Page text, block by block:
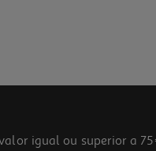
igual ou superior a